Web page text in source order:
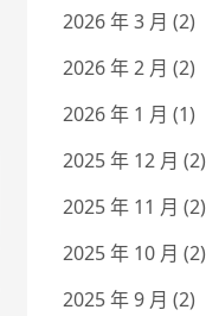
2026 年 3 月 (2)
2026 年 2 月 (2)
2026 年 1 月 (1)
2025 年 12 月 (2)
2025 年 11 月 (2)
2025 年 10 月 (2)
2025 年 9 月 (2)